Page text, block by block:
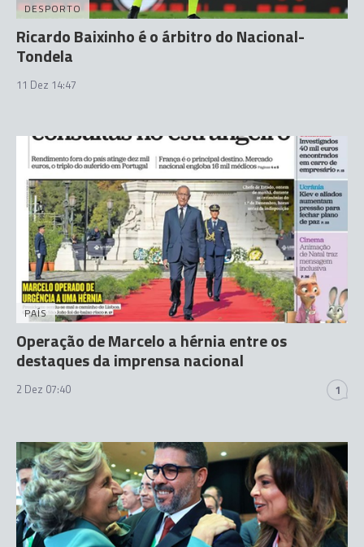
DESPORTO
Ricardo Baixinho é o árbitro do Nacional-
Tondela
11 Dez 14:47
PAÍS
Operação de Marcelo a hérnia entre os
destaques da imprensa nacional
2 Dez 07:40 1